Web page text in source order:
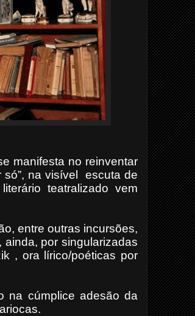
manifesta no reinventar
na visível
escuta de
teatralizado vem
entre outras incursões,
por singularizadas
, ora lírico/poéticas por
na cúmplice adesão da